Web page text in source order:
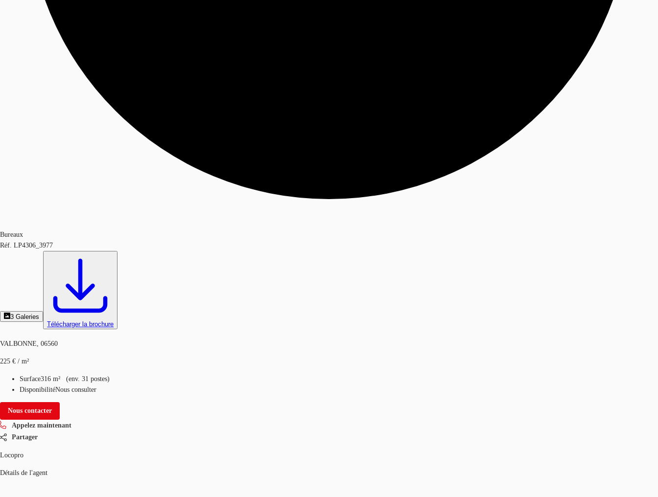
Bureaux
Réf. LP4306_3977
3 Galeries
Télécharger la brochure
VALBONNE, 06560
225 € / m²
Surface316 m² (env. 31 postes)
DisponibilitéNous consulter
Nous contacter
Appelez maintenant
Partager
Locopro
Détails de l'agent